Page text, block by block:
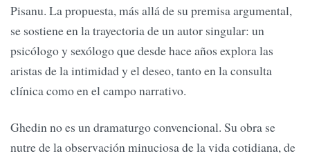
Pisanu. La propuesta, más allá de su premisa argumental,
se sostiene en la trayectoria de un autor singular: un
psicólogo y sexólogo que desde hace años explora las
aristas de la intimidad y el deseo, tanto en la consulta
clínica como en el campo narrativo.
Ghedin no es un dramaturgo convencional. Su obra se
nutre de la observación minuciosa de la vida cotidiana, de